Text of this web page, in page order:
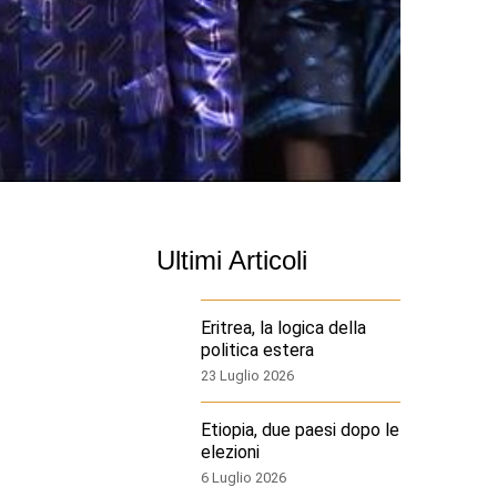
Ultimi Articoli
Eritrea, la logica della
politica estera
23 Luglio 2026
Etiopia, due paesi dopo le
elezioni
6 Luglio 2026